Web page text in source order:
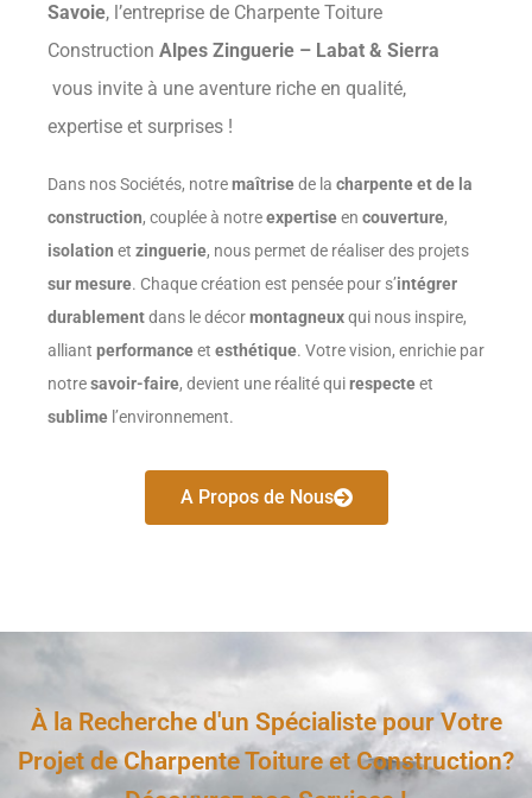
Savoie, l’entreprise de Charpente Toiture
Construction Alpes Zinguerie – Labat & Sierra
vous invite à une aventure riche en qualité,
expertise et surprises !
Dans nos Sociétés, notremaîtrisede la charpente et de la
construction, couplée à notreexpertiseen couverture,
isolation et zinguerie, nous permet de réaliser des projets
sur mesure. Chaque création est pensée pour s’intégrer
durablementdans le décormontagneuxqui nous inspire,
alliant performanceet esthétique. Votre vision, enrichie par
notresavoir-faire, devient une réalité quirespecteet
sublime l’environnement.
A Propos de Nous
À la Recherche d'un Spécialiste pour Votre
Projet de Charpente Toiture et Construction?